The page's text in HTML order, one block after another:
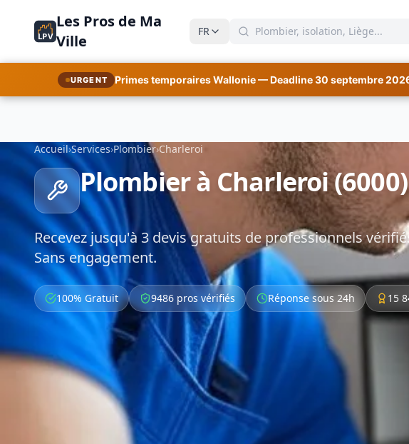
LPV
Les Pros de Ma
Ville
FR
URGENT Primes temporaires Wallonie — Deadline 30 septembre
Accueil›Services›Plombier›Charleroi
Plombier à Charleroi (6000)
Recevez jusqu'à 3 devis gratuits de professionnels
Sans engagement.
100% Gratuit 9486 pros vérifiés Réponse sous 24h 15